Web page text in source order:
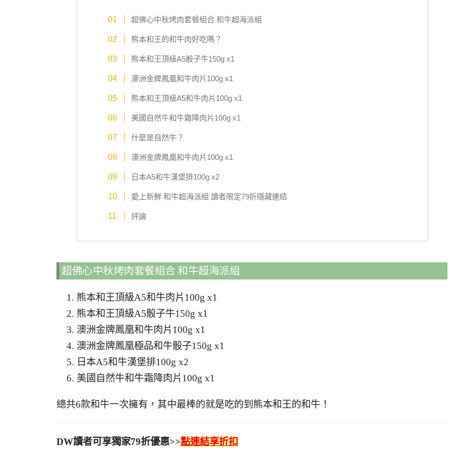
超佛心中秋烤肉套餐組合 和牛超海派組
熊本和王的和牛肉好吃嗎？
熊本和王頂級A5骰子牛150g x1
澳洲金牌鳳凰和牛肉片100g x1
熊本和王頂級A5和牛肉片100g x1
美國自然牛和牛霜降肉片100g x1
什麼是自然牛？
澳洲金牌鳳凰和牛肉片100g x1
日本A5和牛漢堡排100g x2
愛上新鮮 和牛超海派組 讀者限定79折隱藏連結
評論
超佛心中秋烤肉套餐組合 和牛超海派組
熊本和王頂級A5和牛肉片100g x1
熊本和王頂級A5骰子牛150g x1
澳洲金牌鳳凰和牛肉片100g x1
澳洲金牌鳳凰極品和牛骰子150g x1
日本A5和牛漢堡排100g x2
美國自然牛和牛霜降肉片100g x1
總共6款和牛一次擁有，其中最棒的就是吃的到熊本和王的和牛！
DW讀者可享獨家79折優惠>>點連結享折扣